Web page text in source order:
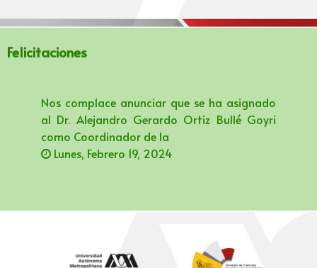
Felicitaciones
Nos complace anunciar que se ha asignado
al Dr. Alejandro Gerardo Ortiz Bullé Goyri
como Coordinador de la
Lunes, Febrero 19, 2024